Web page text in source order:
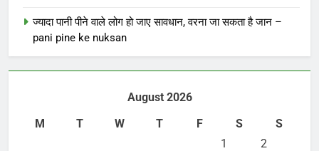
ज्यादा पानी पीने वाले लोग हो जाए सावधान, वरना जा सकता है जान –
pani pine ke nuksan
August 2026
M
T W T F S
S
1
2